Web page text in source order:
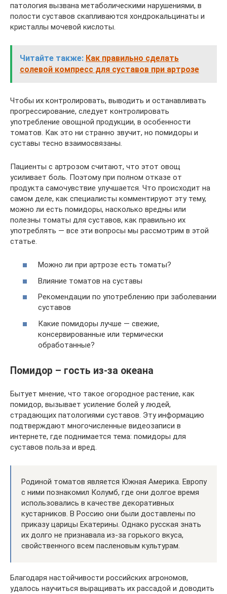
патология вызвана метаболическими нарушениями, в
полости суставов скапливаются хондрокальцинаты и
кристаллы мочевой кислоты.
Читайте также: Как правильно сделать
солевой компресс для суставов при артрозе
Чтобы их контролировать, выводить и останавливать
прогрессирование, следует контролировать
употребление овощной продукции, в особенности
томатов. Как это ни странно звучит, но помидоры и
суставы тесно взаимосвязаны.
Пациенты с артрозом считают, что этот овощ
усиливает боль. Поэтому при полном отказе от
продукта самочувствие улучшается. Что происходит на
самом деле, как специалисты комментируют эту тему,
можно ли есть помидоры, насколько вредны или
полезны томаты для суставов, как правильно их
употреблять — все эти вопросы мы рассмотрим в этой
статье.
Можно ли при артрозе есть томаты?
Влияние томатов на суставы
Рекомендации по употреблению при заболевании
суставов
Какие помидоры лучше — свежие,
консервированные или термически
обработанные?
Помидор – гость из-за океана
Бытует мнение, что такое огородное растение, как
помидор, вызывает усиление болей у людей,
страдающих патологиями суставов. Эту информацию
подтверждают многочисленные видеозаписи в
интернете, где поднимается тема: помидоры для
суставов польза и вред.
Родиной томатов является Южная Америка. Европу
с ними познакомил Колумб, где они долгое время
использовались в качестве декоративных
кустарников. В Россию они были доставлены по
приказу царицы Екатерины. Однако русская знать
их долго не признавала из-за горького вкуса,
свойственного всем пасленовым культурам.
Благодаря настойчивости российских агрономов,
удалось научиться выращивать их рассадой и доводить